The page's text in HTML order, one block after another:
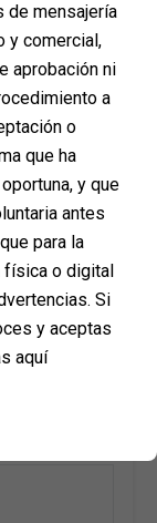
publicada.
de mensajería
y comercial,
aprobación ni
a
o
que ha
y que
antes
para la
o digital
Si
y aceptas
aquí